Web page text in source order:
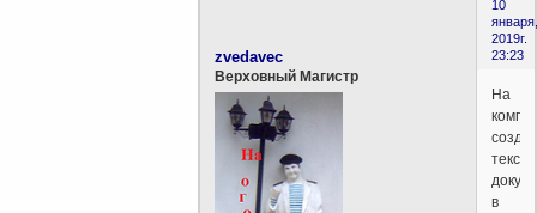
10
января,
2019г.
23:23
zvedavec
Верховный Магистр
На
компе
в